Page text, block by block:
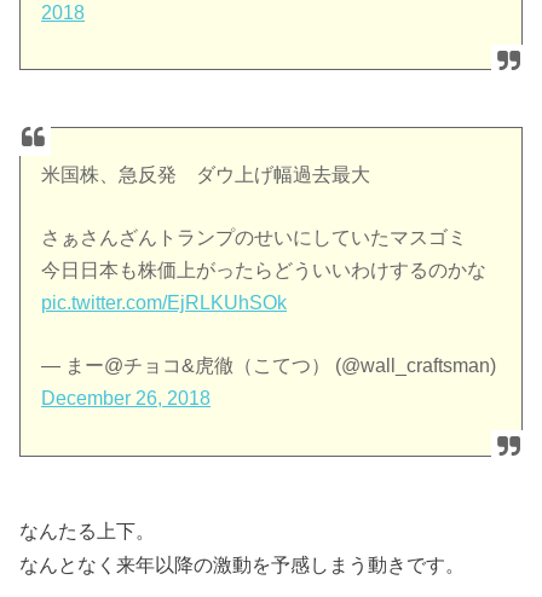
2018
米国株、急反発 ダウ上げ幅過去最大
さぁさんざんトランプのせいにしていたマスゴミ
今日日本も株価上がったらどういいわけするのかな
pic.twitter.com/EjRLKUhSOk
— まー@チョコ&虎徹（こてつ） (@wall_craftsman)
December 26, 2018
なんたる上下。
なんとなく来年以降の激動を予感しまう動きです。